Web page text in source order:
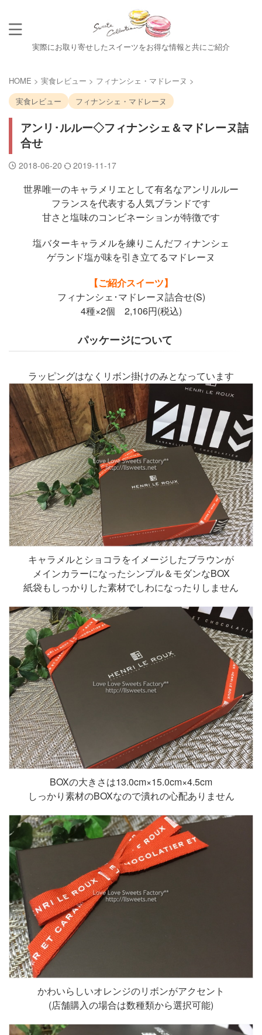
実際にお取り寄せしたスイーツをお得な情報と共にご紹介
HOME > 実食レビュー > フィナンシェ・マドレーヌ >
実食レビュー
フィナンシェ・マドレーヌ
アンリ･ルルー◇フィナンシェ＆マドレーヌ詰
合せ
2018-06-20 2019-11-17
世界唯一のキャラメリエとして有名なアンリルルー
フランスを代表する人気ブランドです
甘さと塩味のコンビネーションが特徴です
塩バターキャラメルを練りこんだフィナンシェ
ゲランド塩が味を引き立てるマドレーヌ
【ご紹介スイーツ】
フィナンシェ･マドレーヌ詰合せ(S)
4種×2個 2,106円(税込)
パッケージについて
ラッピングはなくリボン掛けのみとなっています
キャラメルとショコラをイメージしたブラウンが
メインカラーになったシンプル＆モダンなBOX
紙袋もしっかりした素材でしわになったりしません
BOXの大きさは13.0cm×15.0cm×4.5cm
しっかり素材のBOXなので潰れの心配ありません
かわいらしいオレンジのリボンがアクセント
(店舗購入の場合は数種類から選択可能)